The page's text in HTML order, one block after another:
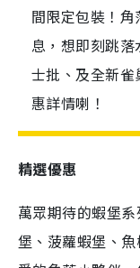
間限定包裝！
息，想即刻跳
士批、及全新
惠詳情喇！
精選優惠
萬眾期待的蝦堡
堡、菠蘿蝦堡、